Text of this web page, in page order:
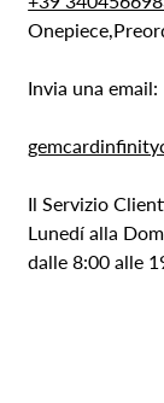
Invia una email:
Il Servizio
Lunedí alla
dalle 8:00 alle